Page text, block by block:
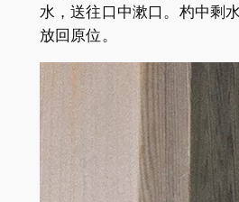
水，送往口中漱口。杓中剩
放回原位。